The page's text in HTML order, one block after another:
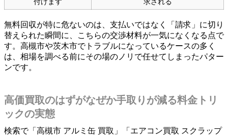
付けます
求される
無料回収が特に危ないのは、支払いではなく「請求」に切り
替えられた瞬間に、こちらの交渉材料が一気になくなる点で
す。高槻市や茨木市でトラブルになっているケースの多く
は、相場を調べる前にその場のノリで任せてしまったパター
ンです。
高価買取のはずがなぜか手取りが減る料金トリ
ックの実態
検索で「高槻市 アルミ缶 買取」「エアコン買取 スクラップ